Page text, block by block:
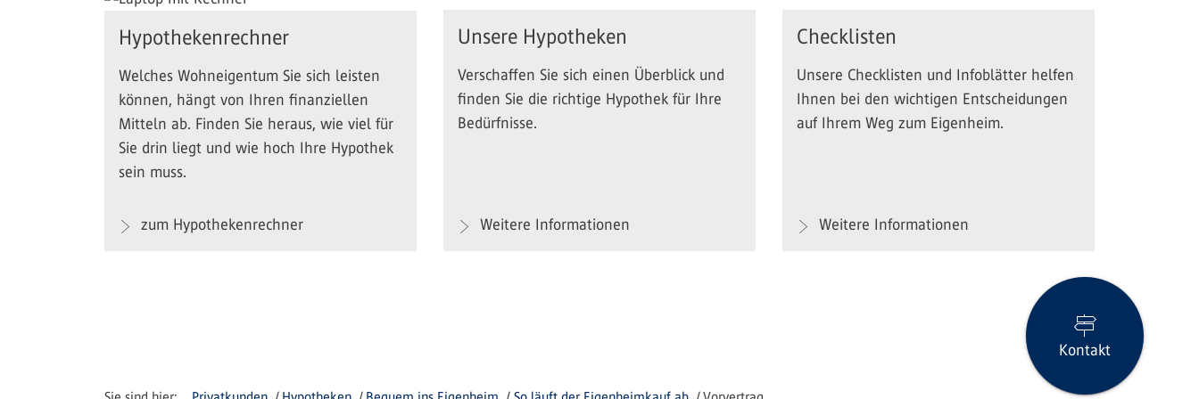
Hypothekenrechner
Welches Wohneigentum Sie sich leisten
können, hängt von Ihren finanziellen
Mitteln ab. Finden Sie heraus, wie viel für
Sie drin liegt und wie hoch Ihre Hypothek
sein muss.
zum Hypothekenrechner
Unsere Hypotheken
Verschaffen Sie sich einen Überblick und
finden Sie die richtige Hypothek für Ihre
Bedürfnisse.
Weitere Informationen
Checklisten
Unsere Checklisten und Infoblätter helfen
Ihnen bei den wichtigen Entscheidungen
auf Ihrem Weg zum Eigenheim.
Weitere Informationen
Kontakt